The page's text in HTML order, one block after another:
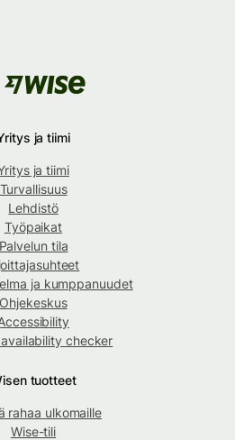
ja tiimi
ja tiimi
Turvallisuus
Lehdistö
Työpaikat
Palvelun tila
ja kumppanuudet
Ohjekeskus
availability checker
tuotteet
rahaa ulkomaille
Wise-tili